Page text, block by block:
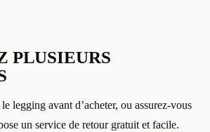
PLUSIEURS
legging avant d’acheter, ou assurez-vous
un service de retour gratuit et facile.